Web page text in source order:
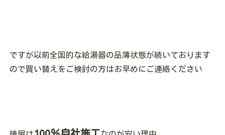
ですが以前全国的な給湯器の品薄状態が続いております
ので買い替えをご検討の方はお早めにご連絡ください